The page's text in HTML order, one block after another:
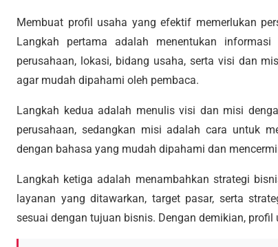
Membuat profil usaha yang efektif memerlukan
Langkah pertama adalah menentukan
perusahaan, lokasi, bidang usaha, serta visi dan
agar mudah dipahami oleh pembaca.
Langkah kedua adalah menulis visi dan misi
perusahaan, sedangkan misi adalah cara untuk
dengan bahasa yang mudah dipahami dan
Langkah ketiga adalah menambahkan strategi
layanan yang ditawarkan, target pasar, serta
sesuai dengan tujuan bisnis. Dengan demikian,